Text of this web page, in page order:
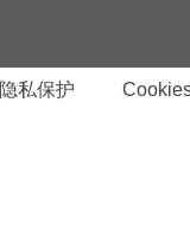
隐私保护